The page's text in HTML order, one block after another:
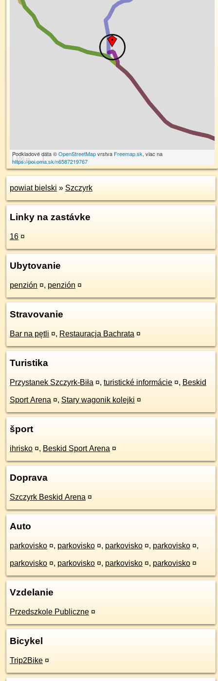
100 m
Podkladové dáta ©OpenStreetMapvrstva Freemap.sk, viac na
https://poi.oma.sk/n6587219767
powiat bielski » Szczyrk
Linky na zastávke
16 ¤
Ubytovanie
penzión ¤, penzión ¤
Stravovanie
Bar na pętli ¤, Restauracja Bachrata ¤
Turistika
Przystanek Szczyrk-Biła ¤, turistické informácie ¤, Beskid
Sport Arena ¤, Stary wagonik kolejki ¤
šport
ihrisko ¤, Beskid Sport Arena ¤
Doprava
Szczyrk Beskid Arena ¤
Auto
parkovisko ¤, parkovisko ¤, parkovisko ¤, parkovisko ¤,
parkovisko ¤, parkovisko ¤, parkovisko ¤, parkovisko ¤
Vzdelanie
Przedszkole Publiczne ¤
Bicykel
Trip2Bike ¤